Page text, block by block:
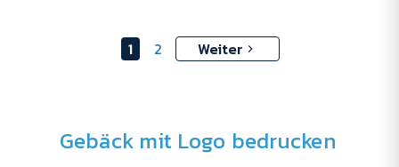
1 2 Weiter
Gebäck mit Logo bedrucken